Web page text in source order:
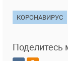
КОРОНАВИРУС
Поделитесь